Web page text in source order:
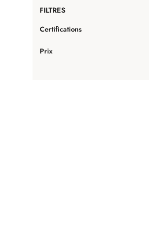
FILTRES
Certifications
Prix